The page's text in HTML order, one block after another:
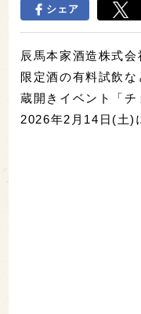
シェア
辰馬本家酒造株式
限定酒の有料試飲
蔵開きイベント「チ
2026年2月14日(土)